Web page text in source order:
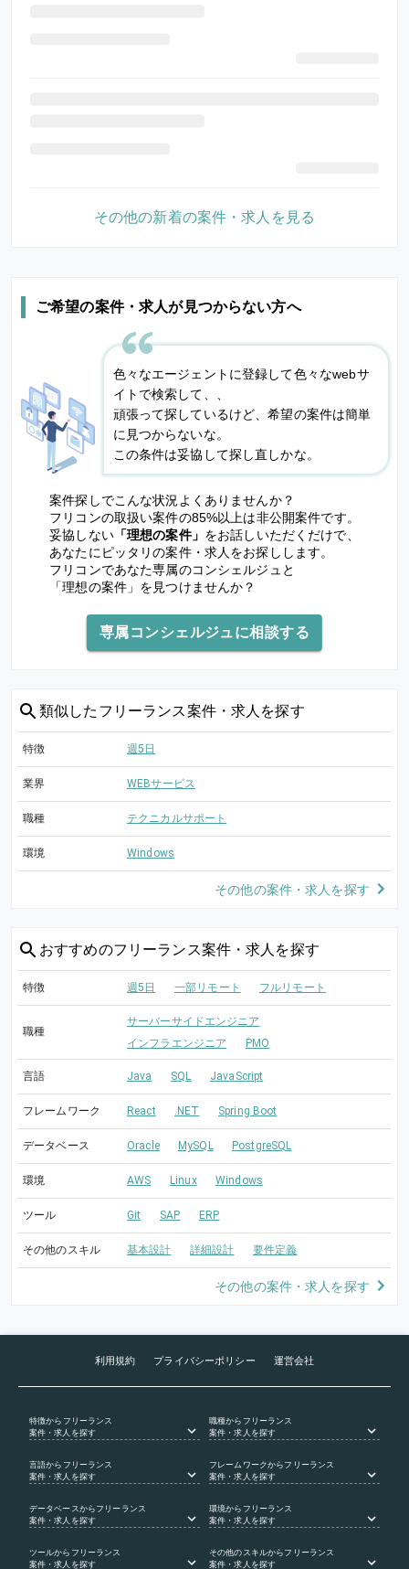
ご希望の案件・求人が見つからない方へ
色々なエージェントに登録して色々なwebサ
イトで検索して、、
頑張って探しているけど、希望の案件は簡単
に見つからないな。
この条件は妥協して探し直しかな。
案件探しでこんな状況よくありませんか？
フリコンの取扱い案件の85%以上は非公開案件です。
妥協しない「理想の案件」 をお話しいただくだけで、
あなたにピッタリの案件・求人をお探しします。
フリコンであなた専属のコンシェルジュと
「理想の案件」を見つけませんか？
専属コンシェルジュに相談する
類似した フリーランス案件・求人を探す
特徴 週5日
業界 WEBサービス
職種 テクニカルサポート
環境 Windows
その他の案件・求人を探す
おすすめのフリーランス案件・求人を探す
特徴 週5日 一部リモート フルリモート
職種
サーバーサイドエンジニア
インフラエンジニア
PMO
言語 Java SQL JavaScript
フレームワーク React .NET Spring Boot
データベース Oracle MySQL PostgreSQL
環境 AWS Linux Windows
ツール Git SAP ERP
その他のスキル 基本設計 詳細設計 要件定義
その他の案件・求人を探す
その他の新着の案件・求人を見る
利用規約 プライバシーポリシー 運営会社
特徴からフリーランス
案件・求人を探す
職種からフリーランス
案件・求人を探す
言語からフリーランス
案件・求人を探す
フレームワークからフリーランス
案件・求人を探す
データベース からフリーランス
案件・求人を探す
環境からフリーランス
案件・求人を探す
ツールからフリーランス
案件・求人を探す
その他のスキルからフリーランス
案件・求人を探す